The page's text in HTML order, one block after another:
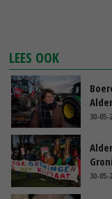
LEES OOK
30-05-
30-05-